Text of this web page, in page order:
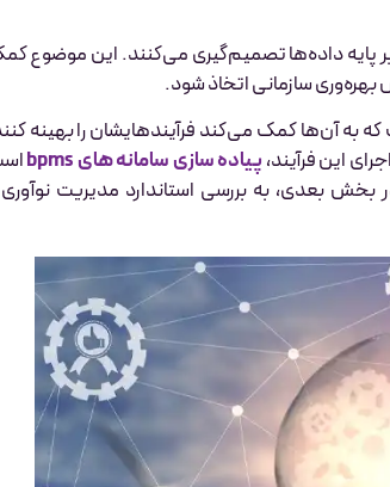
پایه داده‌ها تصمیم‌گیری می‌کنند. این موضوع
سازمانی اتخاذ شود.
به آن‌ها کمک می‌کند فرآیندهایشان را بهینه
این فرآیند،پیاده سازی سامانه های bpms
بخش بعدی، به بررسی استاندارد مدیریت